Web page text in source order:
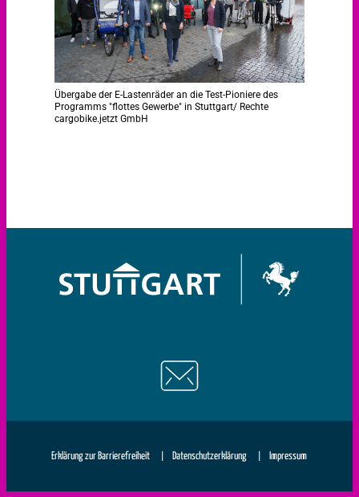
Übergabe der E-Lastenräder an die Test-Pioniere des
Programms "flottes Gewerbe" in Stuttgart/ Rechte
cargobike.jetzt GmbH
Erklärung zur Barrierefreiheit | Datenschutzerklärung | Impressum